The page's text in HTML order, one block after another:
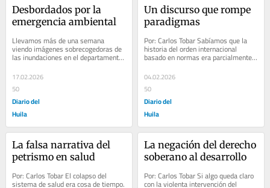
Desbordados por la
emergencia ambiental
Llevamos más de una semana
viendo imágenes sobrecogedoras de
las inundaciones en el departamento
de Córdoba y sus alrededores. Cerca
de 100.000...
17.02.2026
50
Diario del
Huila
Un discurso que rompe
paradigmas
Por: Carlos Tobar Sabíamos que la
historia del orden internacional
basado en normas era parcialmente
falsa, que los más fuertes se eximían
cuando...
04.02.2026
50
Diario del
Huila
La falsa narrativa del
petrismo en salud
Por: Carlos Tobar El colapso del
sistema de salud era cosa de tiempo.
La negación del derecho
soberano al desarrollo
Por: Carlos Tobar Si algo queda claro
con la violenta intervención del